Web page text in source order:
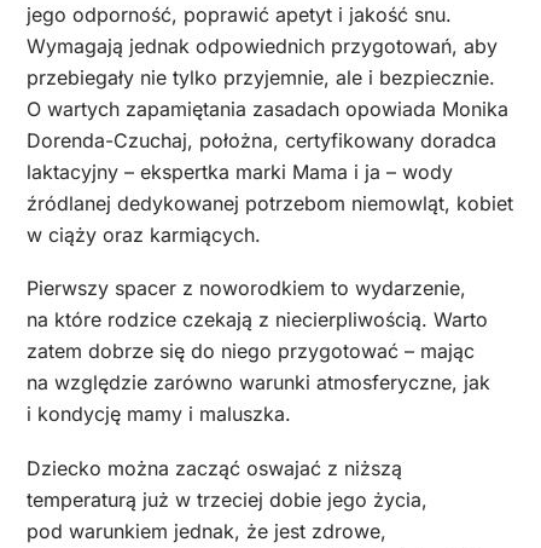
jego odporność, poprawić apetyt i jakość snu.
Wymagają jednak odpowiednich przygotowań, aby
przebiegały nie tylko przyjemnie, ale i bezpiecznie.
O wartych zapamiętania zasadach opowiada Monika
Dorenda-Czuchaj, położna, certyfikowany doradca
laktacyjny – ekspertka marki Mama i ja – wody
źródlanej dedykowanej potrzebom niemowląt, kobiet
w ciąży oraz karmiących.
Pierwszy spacer z noworodkiem to wydarzenie,
na które rodzice czekają z niecierpliwością. Warto
zatem dobrze się do niego przygotować – mając
na względzie zarówno warunki atmosferyczne, jak
i kondycję mamy i maluszka.
Dziecko można zacząć oswajać z niższą
temperaturą już w trzeciej dobie jego życia,
pod warunkiem jednak, że jest zdrowe,